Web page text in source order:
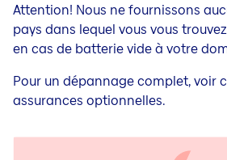
Attention! Nous ne fournissons
pays dans lequel vous vous
en cas de batterie vide à votre
Pour un dépannage complet, voir
assurances optionnelles.